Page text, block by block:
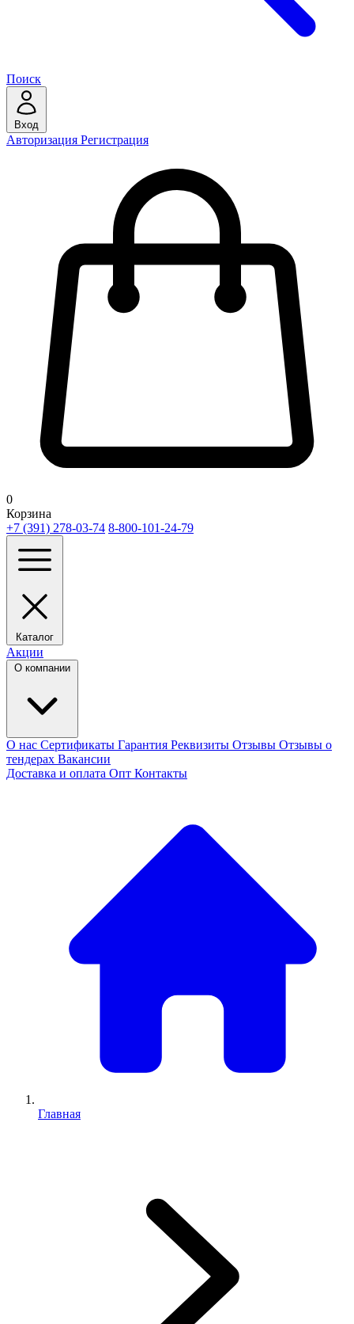
Поиск
Вход
Авторизация Регистрация
0
Корзина
+7 (391) 278-03-74 8-800-101-24-79
Каталог
Акции
О компании
О нас Сертификаты Гарантия Реквизиты Отзывы Отзывы о
тендерах Вакансии
Доставка и оплата Опт Контакты
Главная